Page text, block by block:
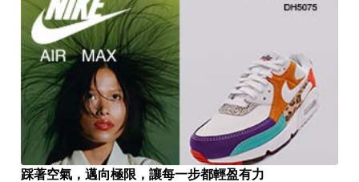
踩著空氣，邁向極限，讓每一步都輕盈有力